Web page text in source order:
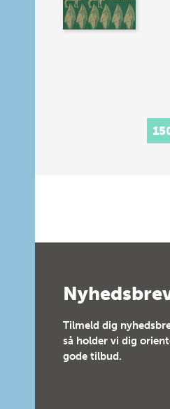
Tilmeld dig
så holder vi dig
gode tilbud.